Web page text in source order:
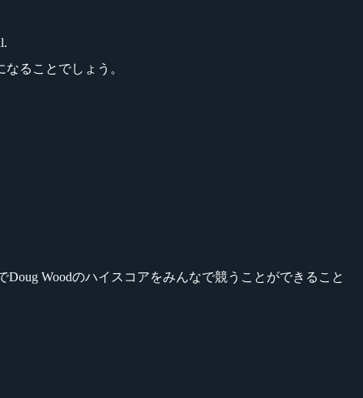
ることでしょう。
Doug Woodのハイスコアをみんなで競うことができること